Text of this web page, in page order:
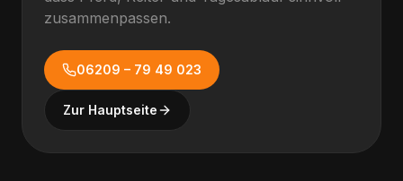
zusammenpassen.
06209 – 79 49 023
Zur Hauptseite